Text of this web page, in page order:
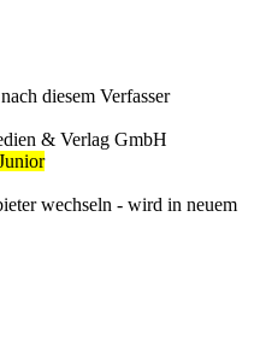
diesem Verfasser
& Verlag GmbH
wechseln - wird in neuem